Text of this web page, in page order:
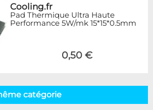
Cooling.fr
Pad Thermique Ultra Haute
Performance 5W/mk 15*15*0.5mm
0,50 €
catégorie